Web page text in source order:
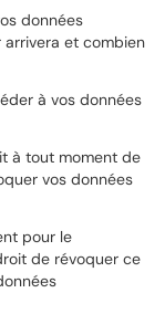
données
arrivera et combien
à vos données
à tout moment de
vos données
pour le
de révoquer ce